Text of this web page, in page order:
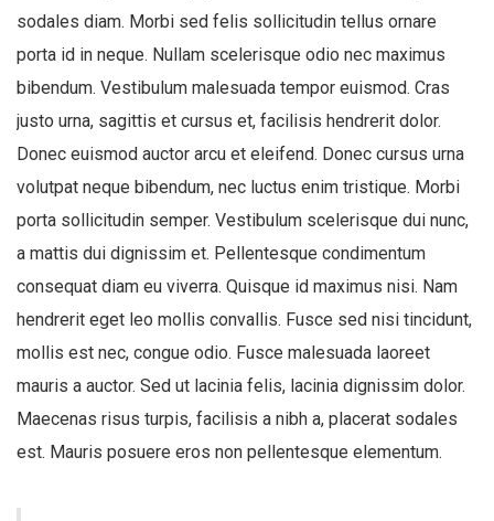
sodales diam. Morbi sed felis sollicitudin tellus ornare
porta id in neque. Nullam scelerisque odio nec maximus
bibendum. Vestibulum malesuada tempor euismod. Cras
justo urna, sagittis et cursus et, facilisis hendrerit dolor.
Donec euismod auctor arcu et eleifend. Donec cursus urna
volutpat neque bibendum, nec luctus enim tristique. Morbi
porta sollicitudin semper. Vestibulum scelerisque dui nunc,
a mattis dui dignissim et. Pellentesque condimentum
consequat diam eu viverra. Quisque id maximus nisi. Nam
hendrerit eget leo mollis convallis. Fusce sed nisi tincidunt,
mollis est nec, congue odio. Fusce malesuada laoreet
mauris a auctor. Sed ut lacinia felis, lacinia dignissim dolor.
Maecenas risus turpis, facilisis a nibh a, placerat sodales
est. Mauris posuere eros non pellentesque elementum.